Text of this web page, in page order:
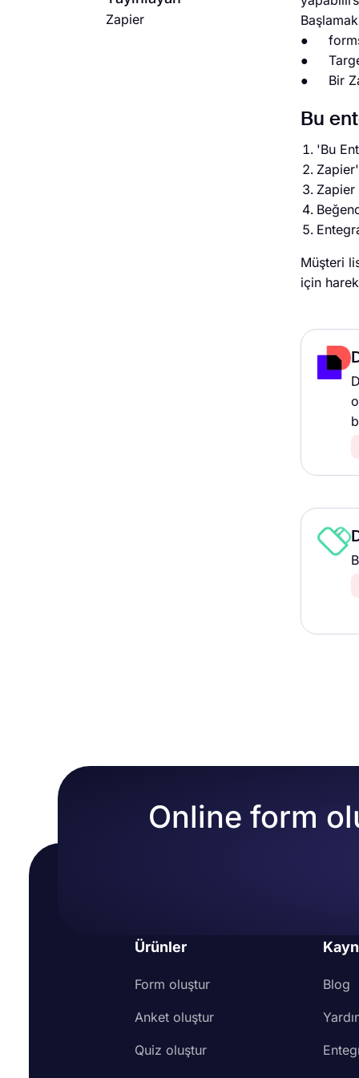
Zapier
●
●
● Bir
Bu
'Bu
Zapier
Müşteri
için
Online form
Ürünler
Form oluştur
Anket oluştur
Quiz oluştur
Blog